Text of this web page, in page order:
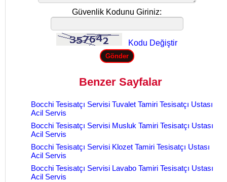
Güvenlik Kodunu Giriniz:
Kodu Değiştir
Benzer Sayfalar
Bocchi Tesisatçı Servisi Tuvalet Tamiri Tesisatçı Ustası
Acil Servis
Bocchi Tesisatçı Servisi Musluk Tamiri Tesisatçı Ustası
Acil Servis
Bocchi Tesisatçı Servisi Klozet Tamiri Tesisatçı Ustası
Acil Servis
Bocchi Tesisatçı Servisi Lavabo Tamiri Tesisatçı Ustası
Acil Servis